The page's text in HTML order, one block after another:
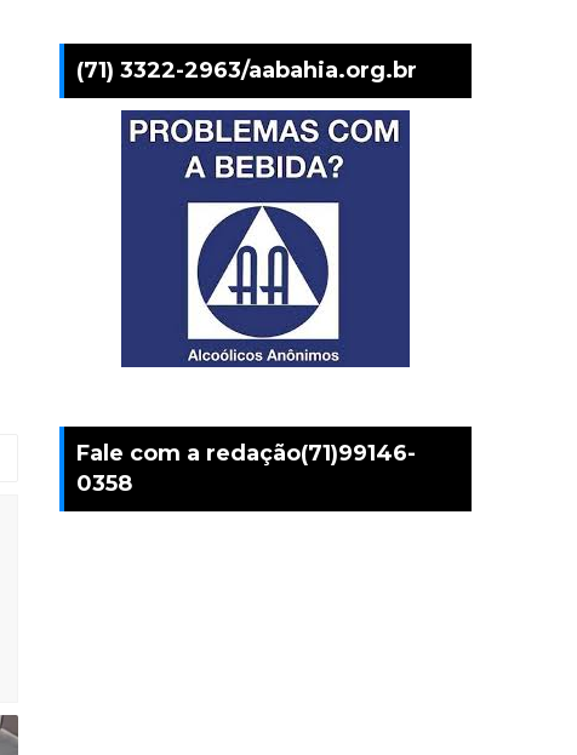
(71) 3322-2963/aabahia.org.br
Fale com a redação(71)99146-
0358